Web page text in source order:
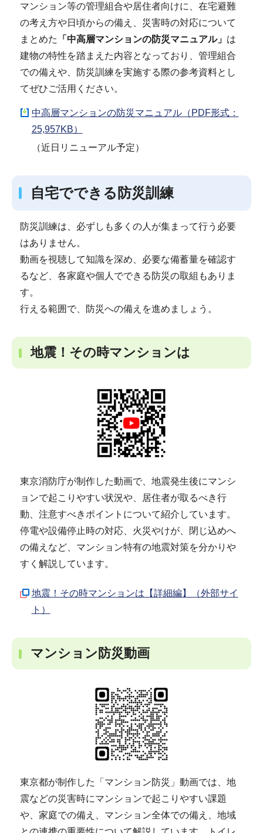
マンション等の管理組合や居住者向けに、在宅避難
の考え方や日頃からの備え、災害時の対応について
まとめた 「中高層マンションの防災マニュアル」 は
建物の特性を踏まえた内容となっており、管理組合
での備えや、防災訓練を実施する際の参考資料とし
てぜひご活用ください。
中高層マンションの防災マニュアル（PDF形式：
25,957KB）
（近日リニューアル予定）
自宅でできる防災訓練
防災訓練は、必ずしも多くの人が集まって行う必要
はありません。
動画を視聴して知識を深め、必要な備蓄量を確認す
るなど、各家庭や個人でできる防災の取組もありま
す。
行える範囲で、防災への備えを進めましょう。
地震！その時マンションは
東京消防庁が制作した動画で、地震発生後にマンシ
ョンで起こりやすい状況や、居住者が取るべき行
動、注意すべきポイントについて紹介しています。
停電や設備停止時の対応、火災やけが、閉じ込めへ
の備えなど、マンション特有の地震対策を分かりや
すく解説しています。
地震！その時マンションは【詳細編】（外部サイ
ト）
マンション防災動画
東京都が制作した「マンション防災」動画では、地
震などの災害時にマンションで起こりやすい課題
や、家庭での備え、マンション全体での備え、地域